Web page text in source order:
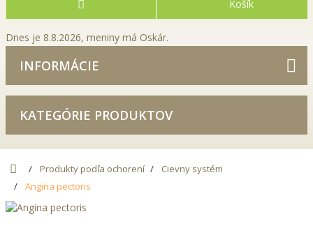
Košík
Dnes je 8.8.2026, meniny má Oskár.
INFORMÁCIE
KATEGÓRIE PRODUKTOV
Produkty podľa ochorení
Cievny systém
Angina pectoris